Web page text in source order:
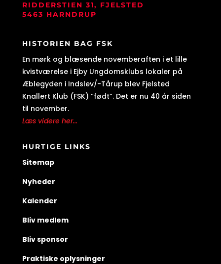
RIDDERSTIEN 31, FJELSTED
5463 HARNDRUP
HISTORIEN BAG FSK
En mørk og blæsende novemberaften i et lille
kvistværelse i Ejby Ungdomsklubs lokaler på
Æblegyden i Indslev/-Tårup blev Fjelsted
Knallert Klub (FSK) “født”. Det er nu 40 år siden
til november.
Læs videre her...
HURTIGE LINKS
Sitemap
Nyheder
Kalender
Bliv medlem
Bliv sponsor
Praktiske oplysninger